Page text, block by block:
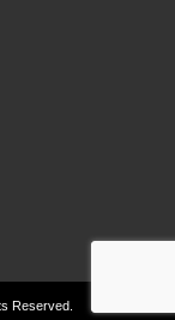
Reserved.